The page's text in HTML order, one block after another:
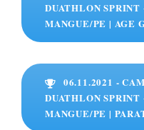
DUATHLON
MANGUE/PE | AGE
06.11.2021 -
DUATHLON
MANGUE/PE |